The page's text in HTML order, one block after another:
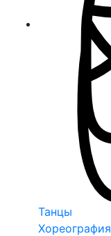
Танцы
Хореография